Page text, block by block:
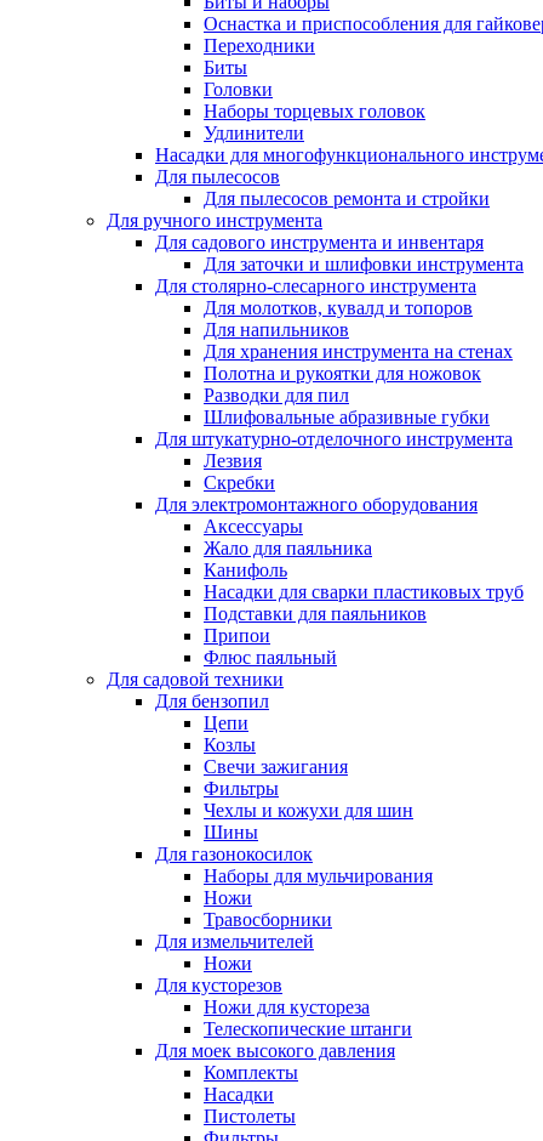
Оснастка и приспособления для
Переходники
Биты
Головки
Наборы торцевых головок
Удлинители
Насадки для многофункционального
Для пылесосов
Для пылесосов ремонта и стройки
Для ручного инструмента
Для садового инструмента и инвентаря
Для заточки и шлифовки инструмента
Для столярно-слесарного инструмента
Для молотков, кувалд и топоров
Для напильников
Для хранения инструмента на стенах
Полотна и рукоятки для ножовок
Разводки для пил
Шлифовальные абразивные губки
Для штукатурно-отделочного инструмента
Лезвия
Скребки
Для электромонтажного оборудования
Аксессуары
Жало для паяльника
Канифоль
Насадки для сварки пластиковых труб
Подставки для паяльников
Припои
Флюс паяльный
Для садовой техники
Для бензопил
Цепи
Козлы
Свечи зажигания
Фильтры
Чехлы и кожухи для шин
Шины
Для газонокосилок
Наборы для мульчирования
Ножи
Травосборники
Для измельчителей
Ножи
Для кусторезов
Ножи для кустореза
Телескопические штанги
Для моек высокого давления
Комплекты
Насадки
Пистолеты